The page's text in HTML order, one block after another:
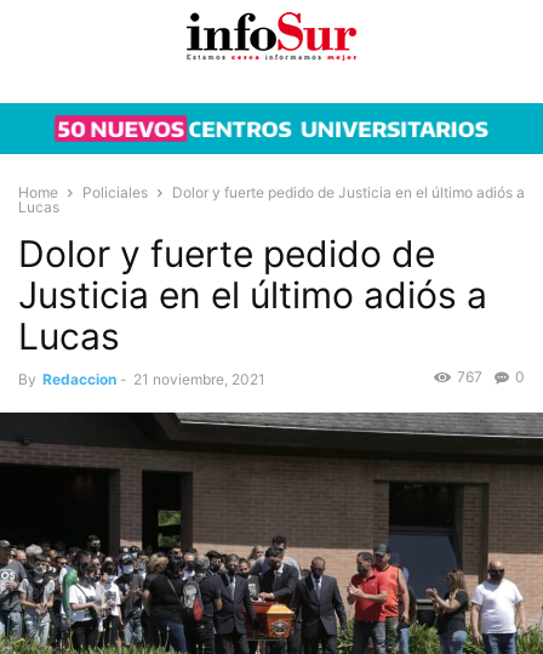
Home Policiales
Dolor y fuerte pedido de Justicia en el último adiós a
Lucas
Dolor y fuerte pedido de
Justicia en el último adiós a
Lucas
By Redaccion - 21 noviembre, 2021 0
767